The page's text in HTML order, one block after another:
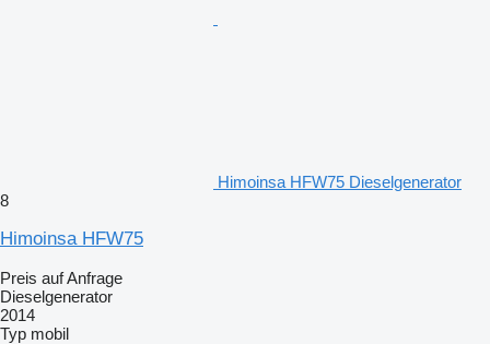
Himoinsa HFW75 Dieselgenerator
8
Himoinsa HFW75
Preis auf Anfrage
Dieselgenerator
2014
Typ mobil